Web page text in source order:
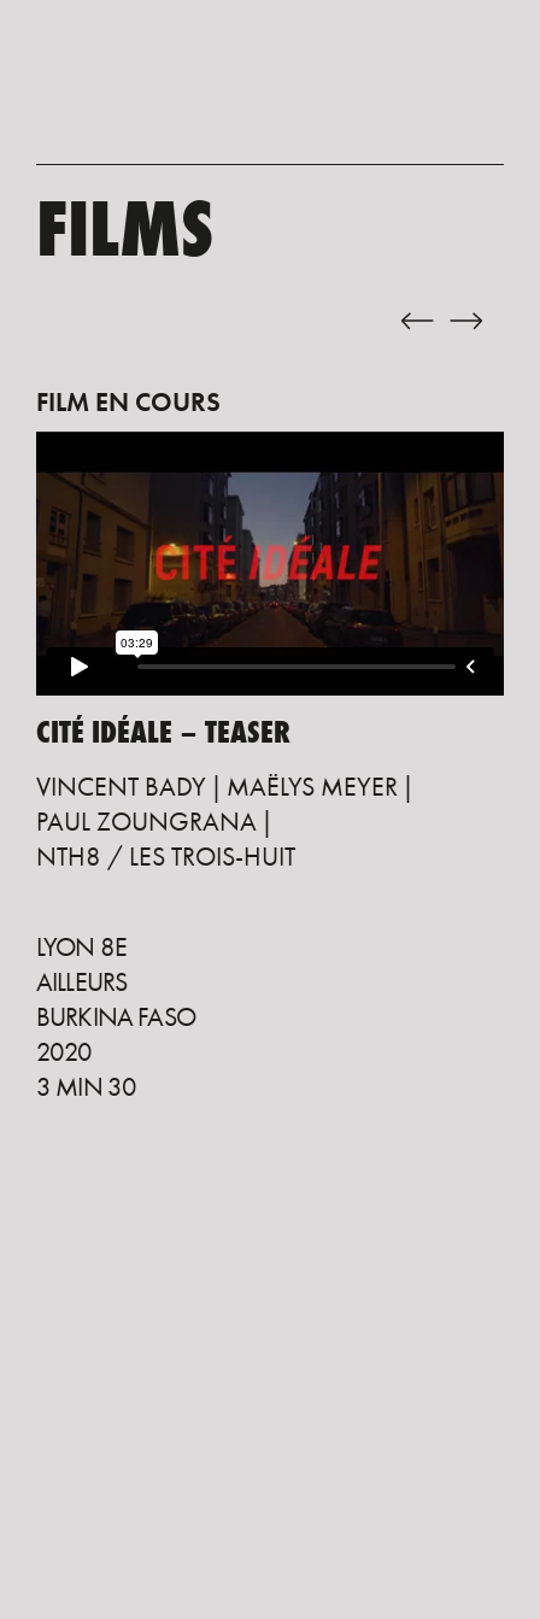
FILMS
FILM EN COURS
CITÉ IDÉALE – TEASER
VINCENT BADY
MAËLYS MEYER
PAUL ZOUNGRANA
NTH8 / LES TROIS-HUIT
LYON 8E
AILLEURS
BURKINA FASO
2020
3 MIN 30